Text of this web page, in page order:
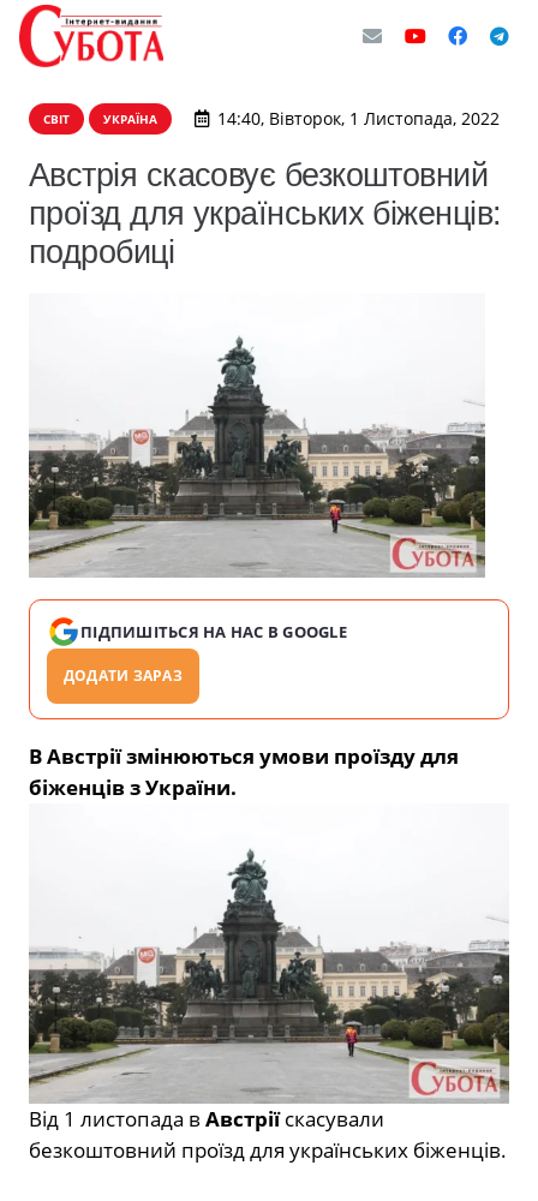
СВІТ УКРАЇНА 14:40, Вівторок, 1 Листопада, 2022
Австрія скасовує безкоштовний
проїзд для українських біженців:
подробиці
ПІДПИШІТЬСЯ НА НАС В GOOGLE
ДОДАТИ ЗАРАЗ
В Австрії змінюються умови проїзду для
біженців з України.
Від 1 листопада в Австріїскасували
безкоштовний проїзд для українських біженців.